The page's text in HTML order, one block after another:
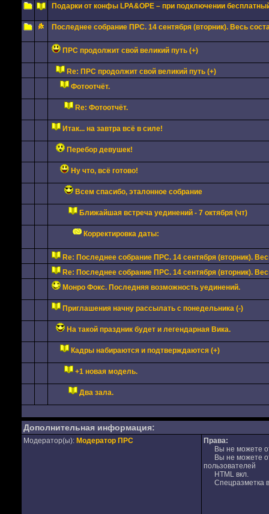
Подарки от конфы LPA&OPE – при подключении
Последнее собрание ПРС. 14 сентября (вторник). Весь
ПРС продолжит свой великий путь (+)
Re: ПРС продолжит свой великий путь (+)
Фотоотчёт.
Re: Фотоотчёт.
Итак... на завтра всё в силе!
Перебор девушек!
Ну что, всё готово!
Всем спасибо, эталонное собрание
Ближайшая встреча уединений - 7 октября (чт)
Корректировка даты:
Re: Последнее собрание ПРС. 14 сентября (вторник).
Re: Последнее собрание ПРС. 14 сентября (вторник).
Монро Фокс. Последняя возможность уединений.
Приглашения начну рассылать с понедельника (-)
На такой праздник будет и легендарная Вика.
Кадры набираются и подтверждаются (+)
+1 новая модель.
Два зала.
Дополнительная информация:
Модератор(ы): Модератор ПРС
Права:
Вы не можете
Вы не можете
пользователей
HTML вкл.
Спецразметка